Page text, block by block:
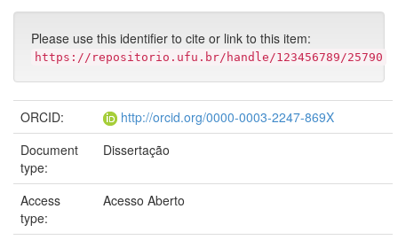
Please use this identifier to cite or link to this item:
https://repositorio.ufu.br/handle/123456789/25790
ORCID:
http://orcid.org/0000-0003-2247-869X
Document
type:
Dissertação
Access
type:
Acesso Aberto